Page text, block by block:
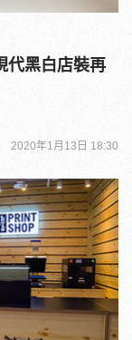
代黑白店裝再
2020年1月13日 18:30